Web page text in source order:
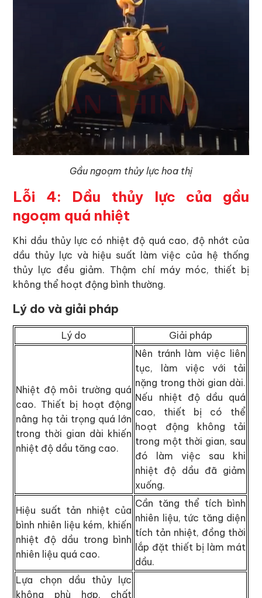
Gầu ngoạm thủy lực hoa thị
Lỗi 4: Dầu thủy lực của gầu
ngoạm quá nhiệt
Khi dầu thủy lực có nhiệt độ quá cao, độ nhớt của
dầu thủy lực và hiệu suất làm việc của hệ thống
thủy lực đều giảm. Thậm chí máy móc, thiết bị
không thể hoạt động bình thường.
Lý do và giải pháp
Lý do Giải pháp
Nhiệt độ môi trường quá
cao. Thiết bị hoạt động
nâng hạ tải trọng quá lớn
trong thời gian dài khiến
nhiệt độ dầu tăng cao.
Nên tránh làm việc liên
tục, làm việc với tải
nặng trong thời gian dài.
Nếu nhiệt độ dầu quá
cao, thiết bị có thể
hoạt động không tải
trong một thời gian, sau
đó làm việc sau khi
nhiệt độ dầu đã giảm
xuống.
Hiệu suất tản nhiệt của
bình nhiên liệu kém, khiến
nhiệt độ dầu trong bình
nhiên liệu quá cao.
Cần tăng thể tích bình
nhiên liệu, tức tăng diện
tích tản nhiệt, đồng thời
lắp đặt thiết bị làm mát
dầu.
Lựa chọn dầu thủy lực
không phù hợp, chất